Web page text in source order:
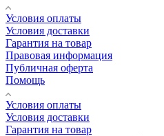
Условия оплаты
Условия доставки
Гарантия на товар
Правовая информация
Публичная оферта
Помощь
Условия оплаты
Условия доставки
Гарантия на товар